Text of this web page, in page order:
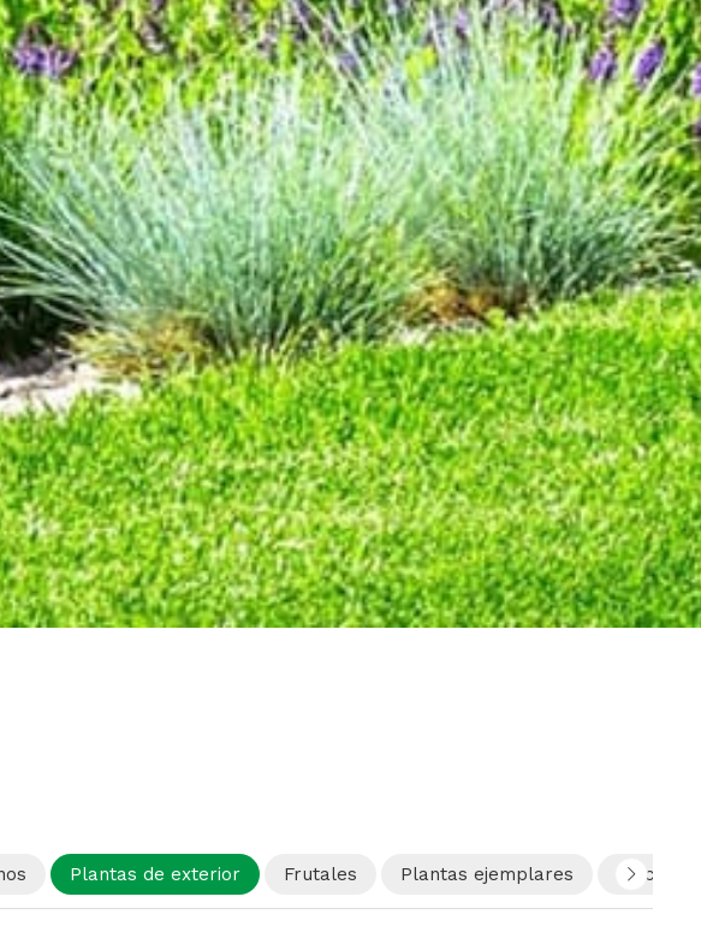
Plantas de exterior Frutales Plantas ejemplares Macetas